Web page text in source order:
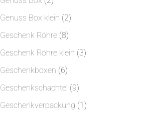
Produkte
Genuss Box klein 22
Geschenk Röhre 88
Produkte
Geschenk Röhre klein 33
Geschenkboxen 66
Produkte
Geschenkschachtel 99
Produkte
Geschenkverpackung 11